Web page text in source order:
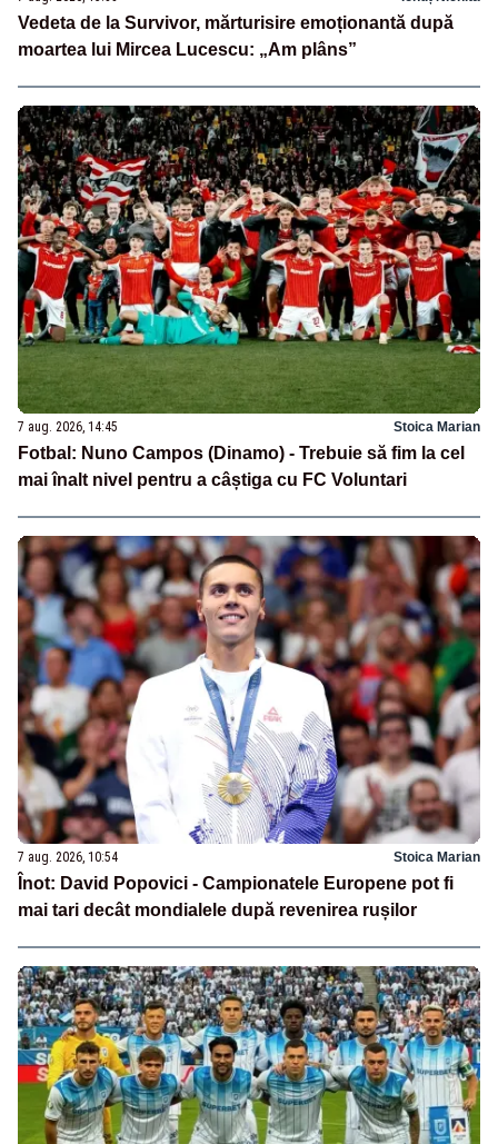
Vedeta de la Survivor, mărturisire emoționantă după
moartea lui Mircea Lucescu: „Am plâns”
7 aug. 2026, 14:45 Stoica Marian
Fotbal: Nuno Campos (Dinamo) - Trebuie să fim la cel
mai înalt nivel pentru a câștiga cu FC Voluntari
7 aug. 2026, 10:54 Stoica Marian
Înot: David Popovici - Campionatele Europene pot fi
mai tari decât mondialele după revenirea rușilor